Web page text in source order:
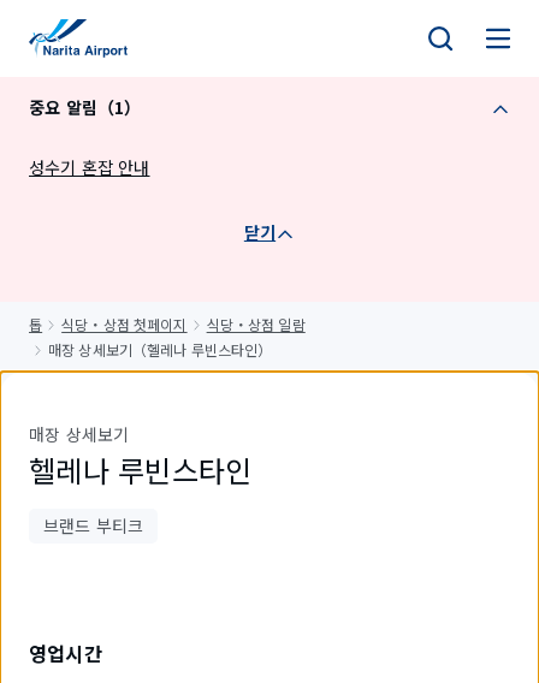
중요 알림（1）
성수기 혼잡 안내
닫기
톱 식당・상점 첫페이지
식당・상점 일람
매장 상세보기（헬레나 루빈스타인）
매장 상세보기
헬레나 루빈스타인
브랜드 부티크
영업시간